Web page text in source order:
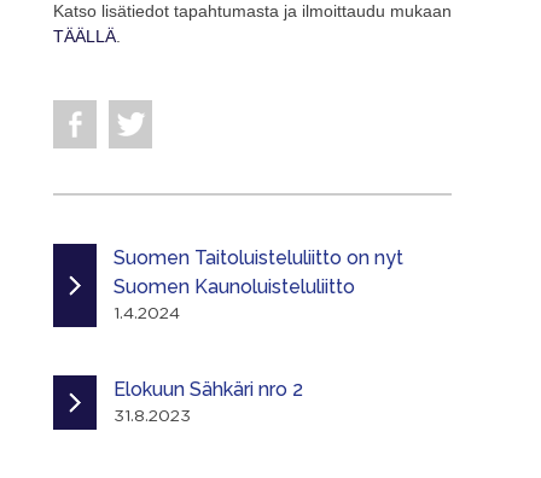
Katso lisätiedot tapahtumasta ja ilmoittaudu mukaan
TÄÄLLÄ
Suomen Taitoluisteluliitto on nyt
Suomen Kaunoluisteluliitto
1.4.2024
Elokuun Sähkäri nro 2
31.8.2023